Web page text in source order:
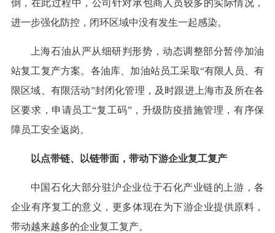
倒，在此过程中，公司针对承包商人员较多的实际情况，
进一步强化防控，闭环区域中没有发生一起感染。
上海石油从严从细研判形势，动态调整部分暂停加油
站复工复产方案。各油库、加油站员工采取“有限人员、有
限区域、有限活动”封闭化管理，及时跟进上海市及所在各
区要求，申请员工“复工码”，升级防疫措施管理，有序保
障员工安全返岗。
以点带链、以链带面，带动下游企业复工复产
中国石化大部分驻沪企业位于石化产业链的上游，各
企业有序复工的意义，更多体现在为下游企业提供原料，
带动越来越多的企业复工复产。